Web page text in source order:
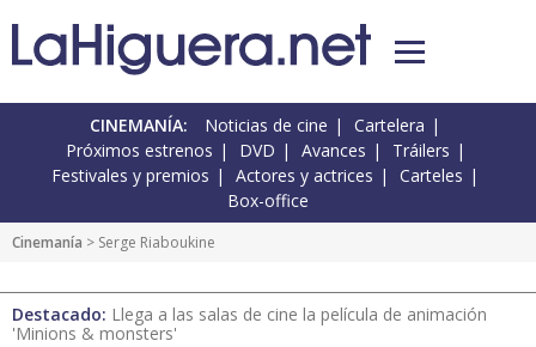
CINEMANÍA: Noticias de cine
Cartelera
Próximos estrenos
DVD Avances
Tráilers
Festivales y premios
Actores y actrices
Carteles
Box-office
Cinemanía > Serge Riaboukine
Destacado: Llega a las salas de cine la película de animación
'Minions & monsters'